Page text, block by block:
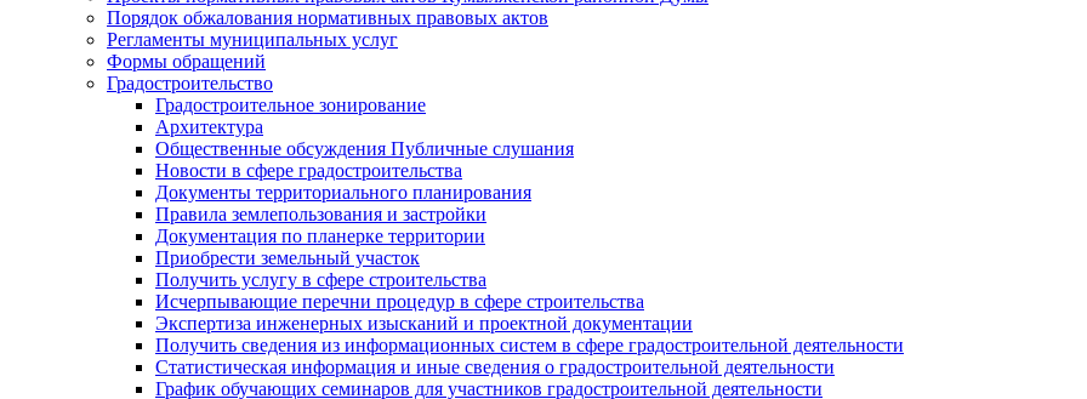
Порядок обжалования нормативных правовых актов
Регламенты муниципальных услуг
Формы обращений
Градостроительство
Градостроительное зонирование
Архитектура
Общественные обсуждения Публичные слушания
Новости в сфере градостроительства
Документы территориального планирования
Правила землепользования и застройки
Документация по планерке территории
Приобрести земельный участок
Получить услугу в сфере строительства
Исчерпывающие перечни процедур в сфере строительства
Экспертиза инженерных изысканий и проектной документации
Получить сведения из информационных систем в сфере градостроительной деятельности
Статистическая информация и иные сведения о градостроительной деятельности
График обучающих семинаров для участников градостроительной деятельности